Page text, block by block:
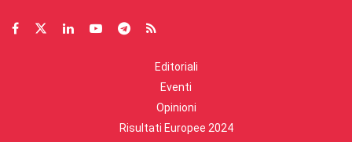
Editoriali
Eventi
Opinioni
Risultati Europee 2024